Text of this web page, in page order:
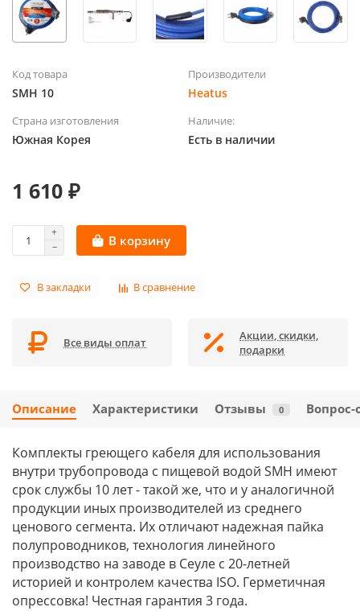
Код товара
SMH 10
Производители
Heatus
Страна изготовления
Южная Корея
Наличие:
Есть в наличии
1 610 ₽
В корзину
В закладки В сравнение
Все виды оплат
Акции, скидки,
подарки
Описание Характеристики Отзывы 0 Вопрос-
Комплекты греющего кабеля для использования
внутри трубопровода с пищевой водой SMH имеют
срок службы 10 лет - такой же, что и у аналогичной
продукции иных производителей из среднего
ценового сегмента. Их отличают надежная пайка
полупроводников, технология линейного
производство на заводе в Сеуле с 20-летней
историей и контролем качества ISO. Герметичная
опрессовка! Честная гарантия 3 года.